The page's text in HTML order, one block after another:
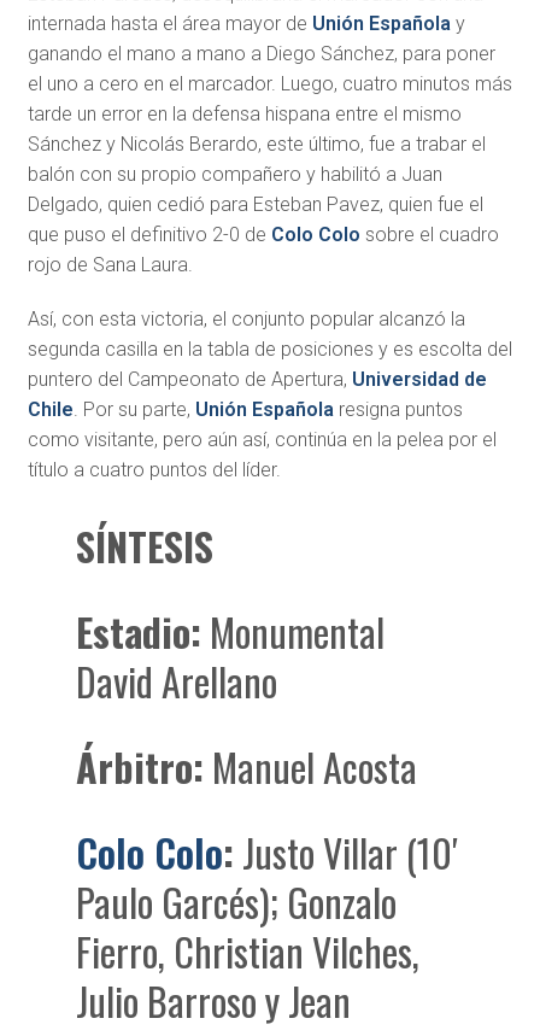
internada hasta el área mayor de Unión Españolay
ganando el mano a mano a Diego Sánchez, para poner
el uno a cero en el marcador. Luego, cuatro minutos más
tarde un error en la defensa hispana entre el mismo
Sánchez y Nicolás Berardo, este último, fue a trabar el
balón con su propio compañero y habilitó a Juan
Delgado, quien cedió para Esteban Pavez, quien fue el
que puso el definitivo 2-0 de Colo Colo sobre el cuadro
rojo de Sana Laura.
Así, con esta victoria, el conjunto popular alcanzó la
segunda casilla en la tabla de posiciones y es escolta del
puntero del Campeonato de Apertura, Universidad de
Chile. Por su parte, Unión Españolaresigna puntos
como visitante, pero aún así, continúa en la pelea por el
título a cuatro puntos del líder.
SÍNTESIS
Estadio: Monumental
David Arellano
Árbitro: Manuel Acosta
Colo Colo:Justo Villar (10′
Paulo Garcés); Gonzalo
Fierro, Christian Vilches,
Julio Barroso y Jean